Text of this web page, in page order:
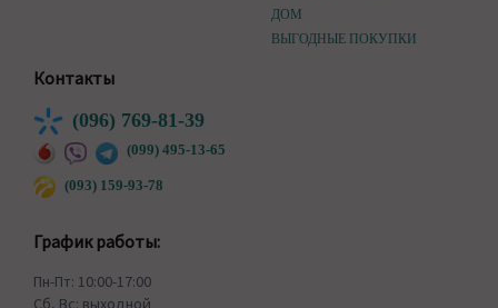
ДОМ
ВЫГОДНЫЕ ПОКУПКИ
Контакты
(096) 769-81-39
(099) 495-13-65
(093) 159-93-78
График работы:
Пн-Пт: 10:00-17:00
Сб, Вс: выходной